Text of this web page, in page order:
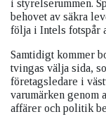
i styrelserummen.
behovet av säkra
följa i Intels fotspår
Samtidigt kommer
tvingas välja sida,
företagsledare i
varumärken genom
affärer och politik